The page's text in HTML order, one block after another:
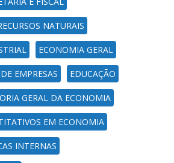
NATURAIS
ECONOMIA GERAL
EMPRESAS EDUCAÇÃO
GERAL DA ECONOMIA
EM ECONOMIA
INTERNAS